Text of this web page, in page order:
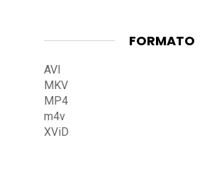
FORMATO
AVI
MKV
MP4
m4v
XViD